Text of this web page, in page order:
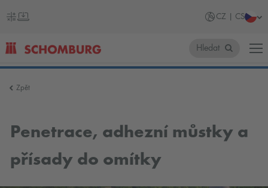
CZ | CS
Česko
Hledat
Zpět
Penetrace, adhezní můstky a
přísady do omítky